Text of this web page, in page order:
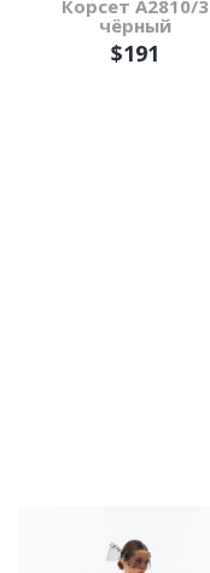
Корсет А2810/3
чёрный
$191